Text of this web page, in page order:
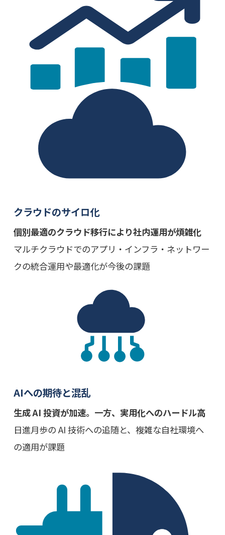
クラウドのサイロ化
個別最適のクラウド移行により社内運用が煩雑化
マルチクラウドでのアプリ・インフラ・ネットワー
クの統合運用や最適化が今後の課題
AIへの期待と混乱
生成 AI 投資が加速。一方、実用化へのハードル高
日進月歩の AI 技術への追随と、複雑な自社環境へ
の適用が課題